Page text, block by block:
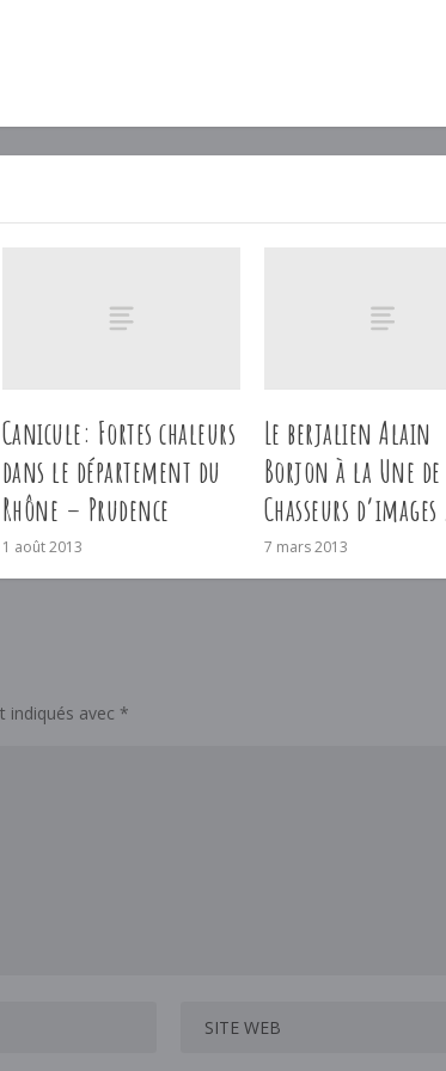
Canicule: Fortes chaleurs
dans le département du
Rhône – Prudence
1 août 2013
Le berjalien Alain
Borjon à la Une de
Chasseurs
7 mars 2013
indiqués avec *